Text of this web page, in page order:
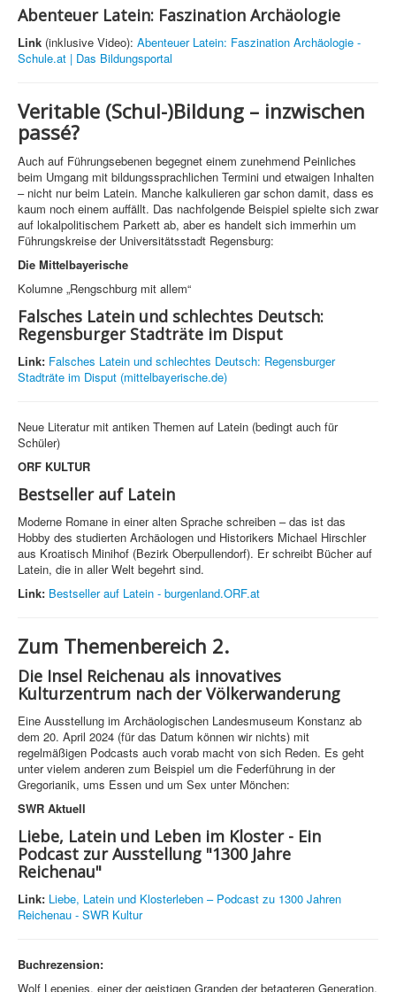
Abenteuer Latein: Faszination Archäologie
Link (inklusive Video): Abenteuer Latein: Faszination Archäologie -
Schule.at | Das Bildungsportal
Veritable (Schul-)Bildung – inzwischen
passé?
Auch auf Führungsebenen begegnet einem zunehmend Peinliches
beim Umgang mit bildungssprachlichen Termini und etwaigen Inhalten
– nicht nur beim Latein. Manche kalkulieren gar schon damit, dass es
kaum noch einem auffällt. Das nachfolgende Beispiel spielte sich zwar
auf lokalpolitischem Parkett ab, aber es handelt sich immerhin um
Führungskreise der Universitätsstadt Regensburg:
Die Mittelbayerische
Kolumne „Rengschburg mit allem“
Falsches Latein und schlechtes Deutsch:
Regensburger Stadträte im Disput
Link: Falsches Latein und schlechtes Deutsch: Regensburger
Stadträte im Disput (mittelbayerische.de)
Neue Literatur mit antiken Themen auf Latein (bedingt auch für
Schüler)
ORF KULTUR
Bestseller auf Latein
Moderne Romane in einer alten Sprache schreiben – das ist das
Hobby des studierten Archäologen und Historikers Michael Hirschler
aus Kroatisch Minihof (Bezirk Oberpullendorf). Er schreibt Bücher auf
Latein, die in aller Welt begehrt sind.
Link: Bestseller auf Latein - burgenland.ORF.at
Zum Themenbereich 2.
Die Insel Reichenau als innovatives
Kulturzentrum nach der Völkerwanderung
Eine Ausstellung im Archäologischen Landesmuseum Konstanz ab
dem 20. April 2024 (für das Datum können wir nichts) mit
regelmäßigen Podcasts auch vorab macht von sich Reden. Es geht
unter vielem anderen zum Beispiel um die Federführung in der
Gregorianik, ums Essen und um Sex unter Mönchen:
SWR Aktuell
Liebe, Latein und Leben im Kloster - Ein
Podcast zur Ausstellung "1300 Jahre
Reichenau"
Link: Liebe, Latein und Klosterleben – Podcast zu 1300 Jahren
Reichenau - SWR Kultur
Buchrezension:
Wolf Lepenies, einer der geistigen Granden der betagteren Generation,